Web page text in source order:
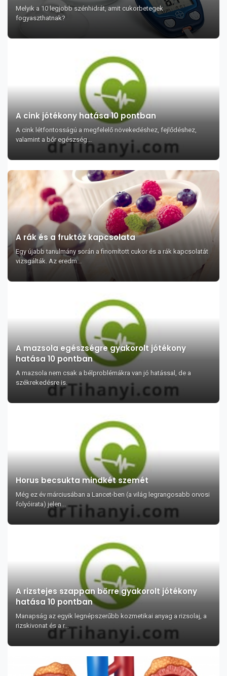
Melyik a 10 legjobb szénhidrát, amit cukorbetegek
fogyaszthatnak?
A cink jótékony hatása 10 pontban
A cink létfontosságú a megfelelő növekedéshez, fejlődéshez,
valamint a bőr egészség...
A rák és a fruktóz kapcsolata
Egy újabb tanulmány során a finomított cukor és a rák kapcsolatát
vizsgálták. Az eredm...
A mazsola egészségre gyakorolt jótékony
hatása 10 pontban
A mazsola nem csak a bélproblémákra van jó hatással, de a
székrekedésre is.
Horus becsukta mindkét szemét
Még ez év márciusában a Lancet-ben (a világ legrangosabb orvosi
folyóirata) jelen...
A rizstejes szappan bőrre gyakorolt jótékony
hatása 10 pontban
Manapság az egyik legnépszerűbb kozmetikai anyag a rizsolaj, a
rizskivonat és a r...